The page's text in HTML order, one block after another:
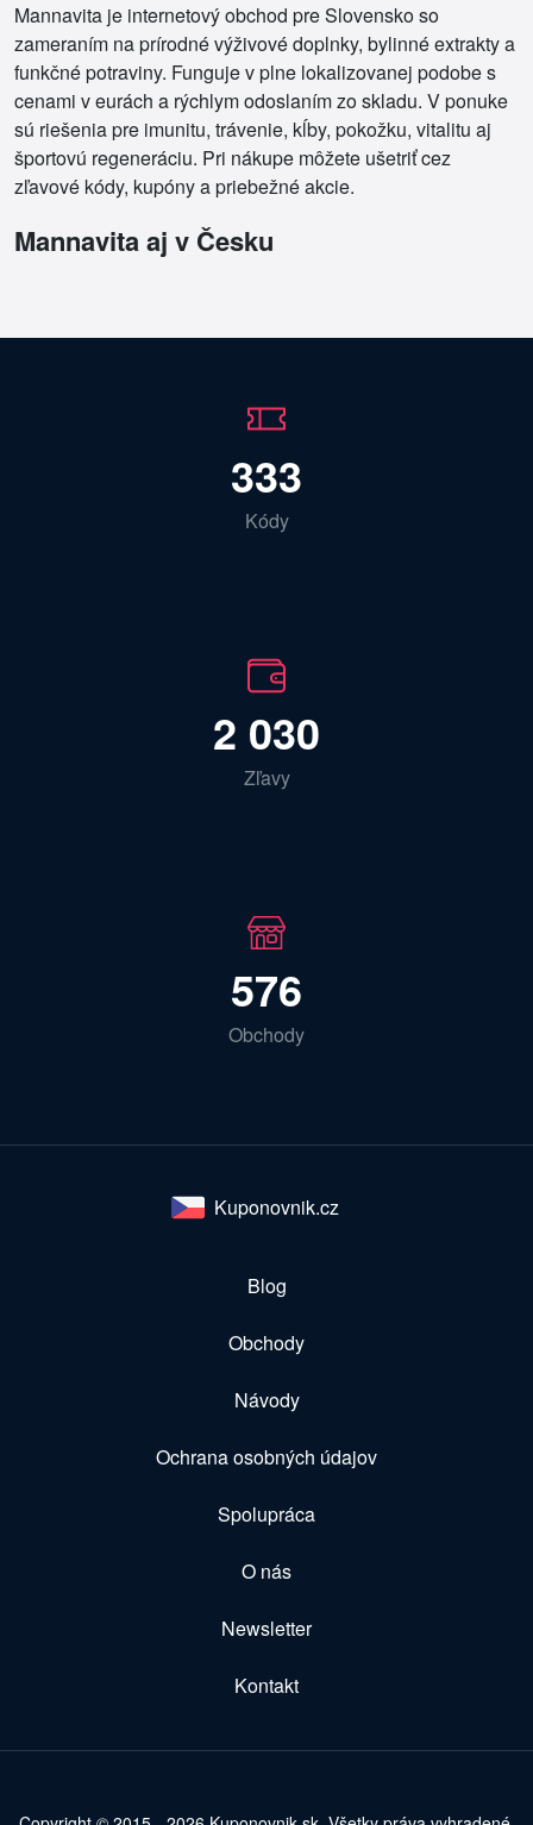
Mannavita je internetový obchod pre Slovensko so
zameraním na prírodné výživové doplnky, bylinné extrakty a
funkčné potraviny. Funguje v plne lokalizovanej podobe s
cenami v eurách a rýchlym odoslaním zo skladu. V ponuke
sú riešenia pre imunitu, trávenie, kĺby, pokožku, vitalitu aj
športovú regeneráciu. Pri nákupe môžete ušetriť cez
zľavové kódy, kupóny a priebežné akcie.
Mannavita aj v Česku
333
Kódy
2 030
Zľavy
576
Obchody
Kuponovnik.cz
Blog
Obchody
Návody
Ochrana osobných údajov
Spolupráca
O nás
Newsletter
Kontakt